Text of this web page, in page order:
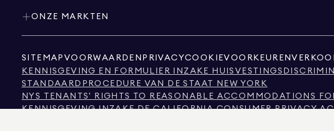
ONZE MARKTEN
SITEMAP VOORWAARDEN PRIVACYCOOKIEVOORKEUREN
KENNISGEVING EN FORMULIER INZAKE
STANDAARDPROCEDURE VAN DE STAAT NEW YORK
NYS TENANTS' RIGHTS TO REASONABLE ACCOMMODATIONS
KENNISGEVING INZAKE DE CALIFORNIA CONSUMER PRIVACY